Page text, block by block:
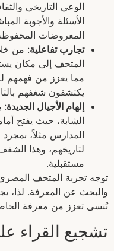
الوعي التاريخي
الأسئلة والأجوبة
المعروضات
تجارب تفاعلية: من
المتحف إلى مكان
مما يعزز من فهمهم
يكتشفون شغفهم
إلهام الأجيال الجديدة:
الشابة، حيث يفتح
المدارس مثلاً،
لتاريخهم، وهذا
مستقبلية.
توجه تجربة المتحف المصري
والبحث عن المعرفة. لذا،
تُنسى تعزز من معرفة
تشجيع القراء